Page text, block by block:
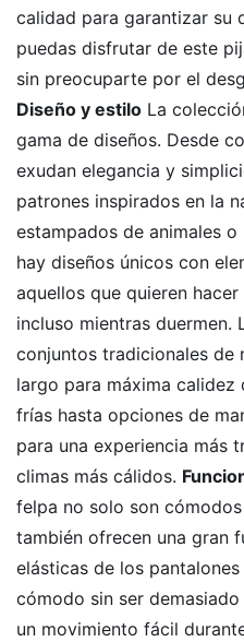
calidad para garantizar su
puedas disfrutar de este
sin preocuparte por el
Diseño y estilo La
gama de diseños. Desde
exudan elegancia y
patrones inspirados en la
estampados de animales
hay diseños únicos con
aquellos que quieren
incluso mientras duermen.
conjuntos tradicionales de
largo para máxima calidez
frías hasta opciones de
para una experiencia más
climas más cálidos.
felpa no solo son
también ofrecen una gran
elásticas de los
cómodo sin ser
un movimiento fácil